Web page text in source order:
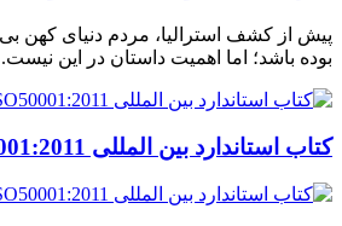
پیش از کشف استرالیا، مردم دنیاى کهن
بوده باشد؛ اما اهمیت داستان در این
کتاب استاندارد بین المللی ISO50001:2011